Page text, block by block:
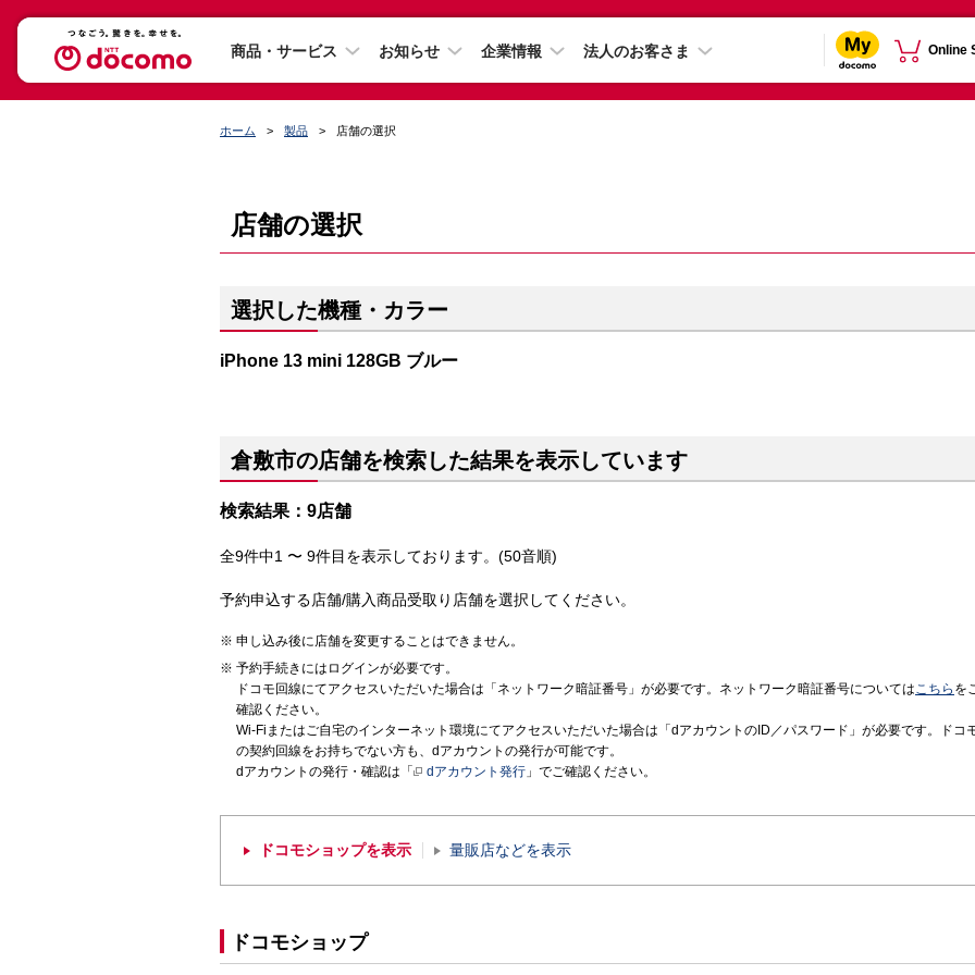
商品・サービス お知らせ 企業情報 法人のお客さま Online
ホーム 製品 店舗の選択
店舗の選択
選択した機種・カラー
iPhone 13 mini 128GB ブルー
倉敷市の店舗を検索した結果を表示しています
検索結果：9店舗
全9件中1 〜 9件目を表示しております。(50音順)
予約申込する店舗/購入商品受取り店舗を選択してください。
申し込み後に店舗を変更することはできません。
予約手続きにはログインが必要です。
ドコモ回線にてアクセスいただいた場合は「ネットワーク暗証番号」が必要です。ネットワーク暗証番号についてはこちら を
確認ください。
Wi-Fiまたはご自宅のインターネット環境にてアクセスいただいた場合は「dアカウントのID／パスワード」が必要です。ドコ
の契約回線をお持ちでない方も、dアカウントの発行が可能です。
dアカウントの発行・確認は「
dアカウント発行 」でご確認ください。
ドコモショップを表示 量販店などを表示
ドコモショップ